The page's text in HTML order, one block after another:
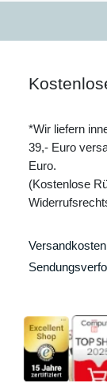
*Wir liefern
39,- Euro
Euro.
(Kostenlose
Versandkosten